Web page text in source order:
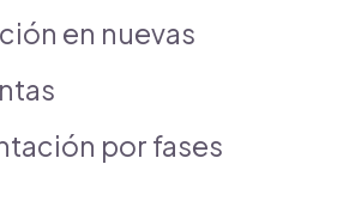
en nuevas
por fases